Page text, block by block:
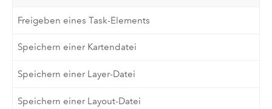
Freigeben eines Task-Elements
Speichern einer Kartendatei
Speichern einer Layer-Datei
Speichern einer Layout-Datei